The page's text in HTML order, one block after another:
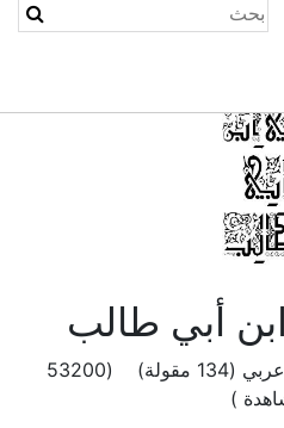
أبي طالب
خليفة وفيلسوف وصحابي عربي (134 مقولة) (53200
)